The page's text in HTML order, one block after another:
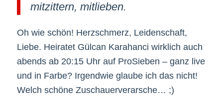
mitzittern, mitlieben.
Oh wie schön! Herzschmerz, Leidenschaft,
Liebe. Heiratet Gülcan Karahanci wirklich auch
abends ab 20:15 Uhr auf ProSieben – ganz live
und in Farbe? Irgendwie glaube ich das nicht!
Welch schöne Zuschauerverarsche… ;)